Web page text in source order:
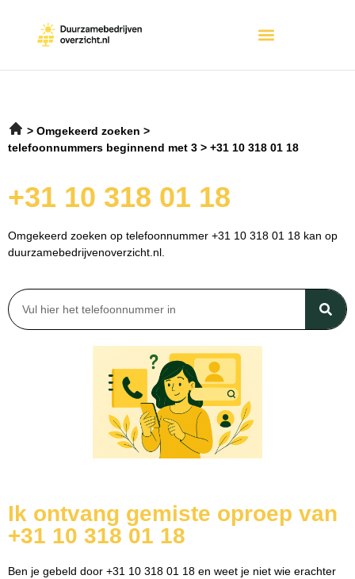
Omgekeerd zoeken
telefoonnummers beginnend met 3
+31 10 318 01 18
+31 10 318 01 18
Omgekeerd zoeken op telefoonnummer +31 10 318 01 18 kan op
duurzamebedrijvenoverzicht.nl.
Ik ontvang gemiste oproep van
+31 10 318 01 18
Ben je gebeld door +31 10 318 01 18 en weet je niet wie erachter